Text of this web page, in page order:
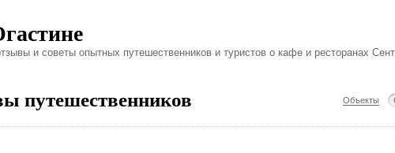
и советы опытных путешественников и туристов о кафе и ресторанах
путешественников Объекты